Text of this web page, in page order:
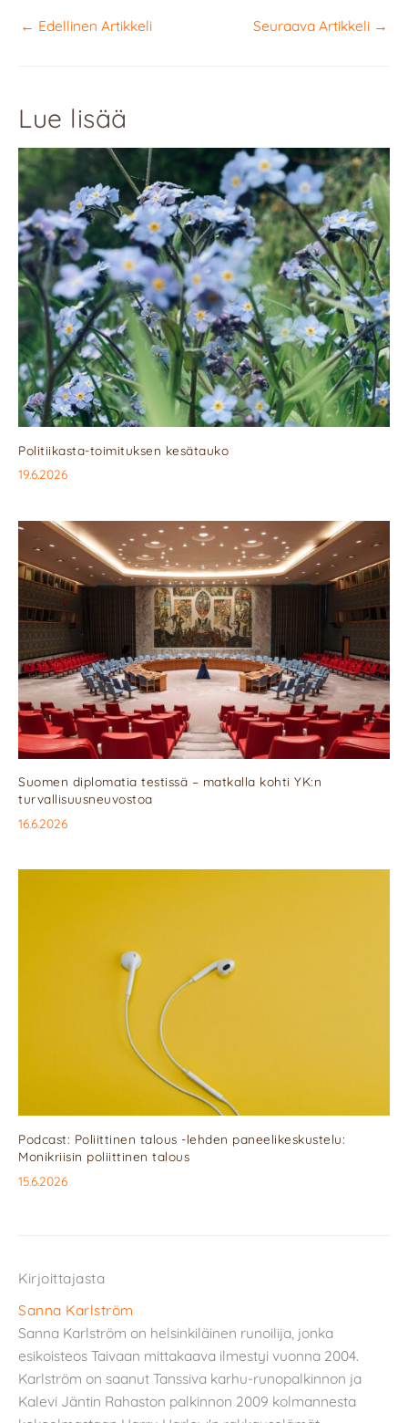
← Edellinen Artikkeli Seuraava Artikkeli →
Lue lisää
Politiikasta-toimituksen kesätauko
19.6.2026
Suomen diplomatia testissä – matkalla kohti YK:n
turvallisuusneuvostoa
16.6.2026
Podcast: Poliittinen talous -lehden paneelikeskustelu:
Monikriisin poliittinen talous
15.6.2026
Kirjoittajasta
Sanna Karlström
Sanna Karlström on helsinkiläinen runoilija, jonka
esikoisteos Taivaan mittakaava ilmestyi vuonna 2004.
Karlström on saanut Tanssiva karhu-runopalkinnon ja
Kalevi Jäntin Rahaston palkinnon 2009 kolmannesta